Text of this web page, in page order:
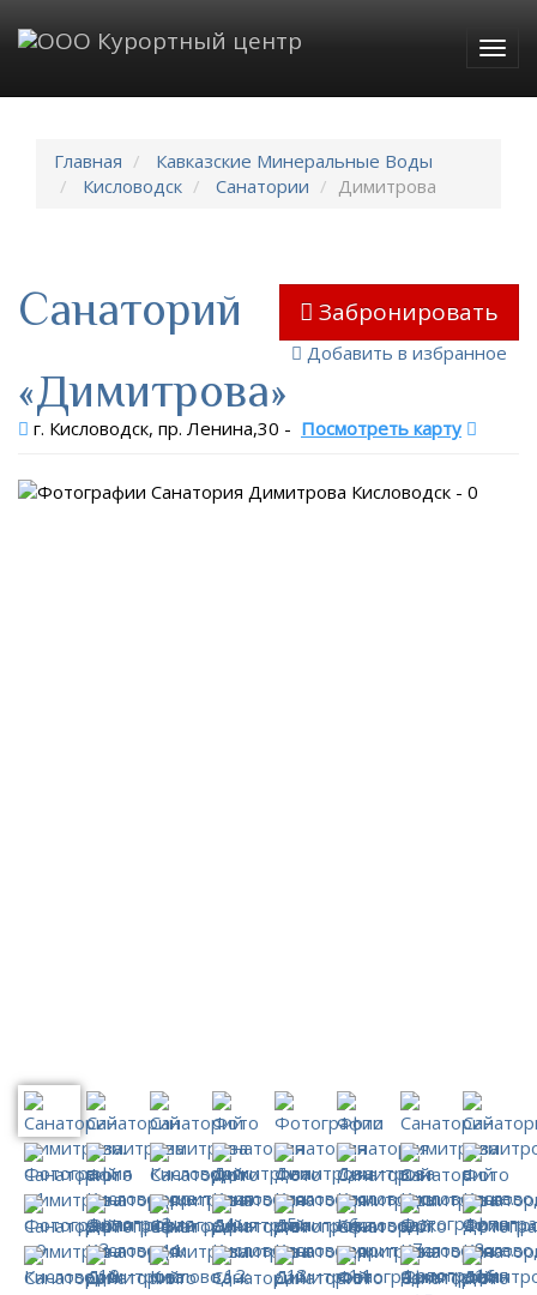
Главная
Кавказские Минеральные Воды
Кисловодск
Санатории Димитрова
Забронировать
Добавить в избранное
Санаторий
«Димитрова»
г. Кисловодск, пр. Ленина,30 - Посмотреть карту